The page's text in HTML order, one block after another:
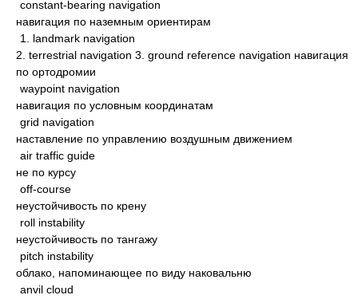
constant-bearing navigation
навигация по наземным ориентирам
1. landmark navigation
2. terrestrial navigation 3. ground reference navigation навигация
по ортодромии
waypoint navigation
навигация по условным координатам
grid navigation
наставление по управлению воздушным движением
air traffic guide
не по курсу
off-course
неустойчивость по крену
roll instability
неустойчивость по тангажу
pitch instability
облако, напоминающее по виду наковальню
anvil cloud